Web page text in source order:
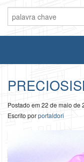
Postado em 22 de maio de
Escrito porportaldori